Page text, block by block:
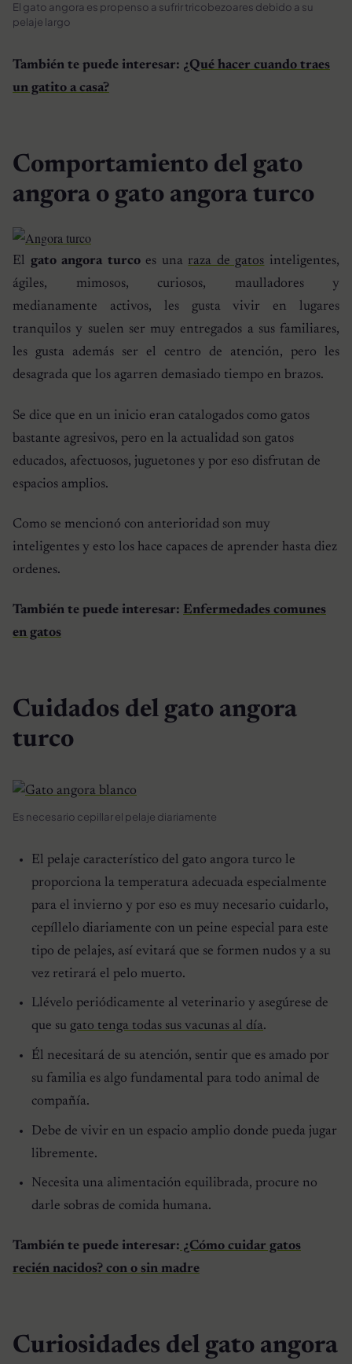
El gato angora es propenso a sufrir tricobezoares debido a su
pelaje largo
También te puede interesar: ¿Qué hacer cuando traes
un gatito a casa?
Comportamiento del gato
angora o gato angora turco
El gato angora turcoes una raza de gatos inteligentes,
ágiles, mimosos, curiosos, maulladores y
medianamente activos, les gusta vivir en lugares
tranquilos y suelen ser muy entregados a sus familiares,
les gusta además ser el centro de atención, pero les
desagrada que los agarren demasiado tiempo en brazos.
Se dice que en un inicio eran catalogados como gatos
bastante agresivos, pero en la actualidad son gatos
educados, afectuosos, juguetones y por eso disfrutan de
espacios amplios.
Como se mencionó con anterioridad son muy
inteligentes y esto los hace capaces de aprender hasta diez
ordenes.
También te puede interesar: Enfermedades comunes
en gatos
Cuidados del gato angora
turco
Es necesario cepillar el pelaje diariamente
El pelaje característico del gato angora turco le
proporciona la temperatura adecuada especialmente
para el invierno y por eso es muy necesario cuidarlo,
cepíllelo diariamente con un peine especial para este
tipo de pelajes, así evitará que se formen nudos y a su
vez retirará el pelo muerto.
Llévelo periódicamente al veterinario y asegúrese de
que su gato tenga todas sus vacunas al día.
Él necesitará de su atención, sentir que es amado por
su familia es algo fundamental para todo animal de
compañía.
Debe de vivir en un espacio amplio donde pueda jugar
libremente.
Necesita una alimentación equilibrada, procure no
darle sobras de comida humana.
También te puede interesar: ¿Cómo cuidar gatos
recién nacidos? con o sin madre
Curiosidades del gato angora